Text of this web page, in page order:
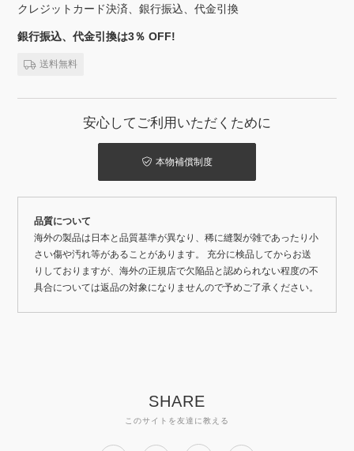
クレジットカード決済、銀行振込、代金引換
銀行振込、代金引換は3％ OFF!
送料無料
安心してご利用いただくために
本物補償制度
品質について
海外の製品は日本と品質基準が異なり、稀に縫製が雑であったり小
さい傷や汚れ等があることがあります。 充分に検品してからお送
りしておりますが、海外の正規店で欠陥品と認められない程度の不
具合については返品の対象になりませんので予めご了承ください。
SHARE
このサイトを友達に教える